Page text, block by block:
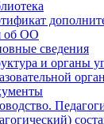
об ОО
сведения
и органы